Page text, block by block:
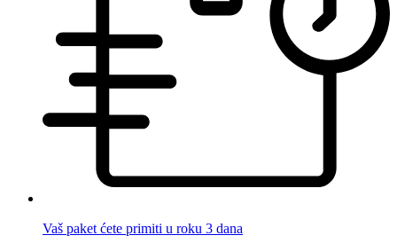
Vaš paket ćete primiti u roku 3 dana